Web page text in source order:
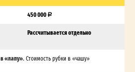
450 000
Рассчитывается отдельно
в «лапу». Стоимость рубки в «чашу»